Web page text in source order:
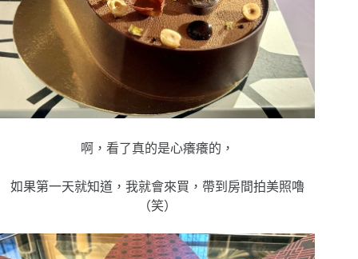
啊，看了真的是心癢癢的，
如果第一天就知道，我就會來買，帶到房間拍美照嚕
（笑）